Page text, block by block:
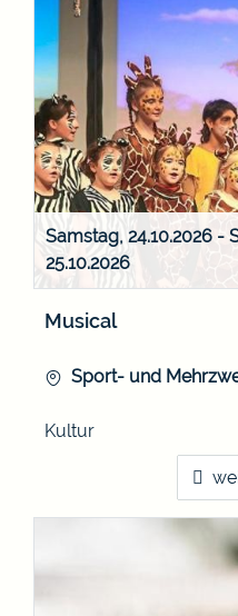
Samstag, 24.10.2026 -
25.10.2026
Musical
Sport- und
Kultur